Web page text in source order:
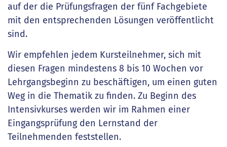
auf der die Prüfungsfragen der fünf Fachgebiete
mit den entsprechenden Lösungen veröffentlicht
sind.
Wir empfehlen jedem Kursteilnehmer, sich mit
diesen Fragen mindestens 8 bis 10 Wochen vor
Lehrgangsbeginn zu beschäftigen, um einen guten
Weg in die Thematik zu finden. Zu Beginn des
Intensivkurses werden wir im Rahmen einer
Eingangsprüfung den Lernstand der
Teilnehmenden feststellen.